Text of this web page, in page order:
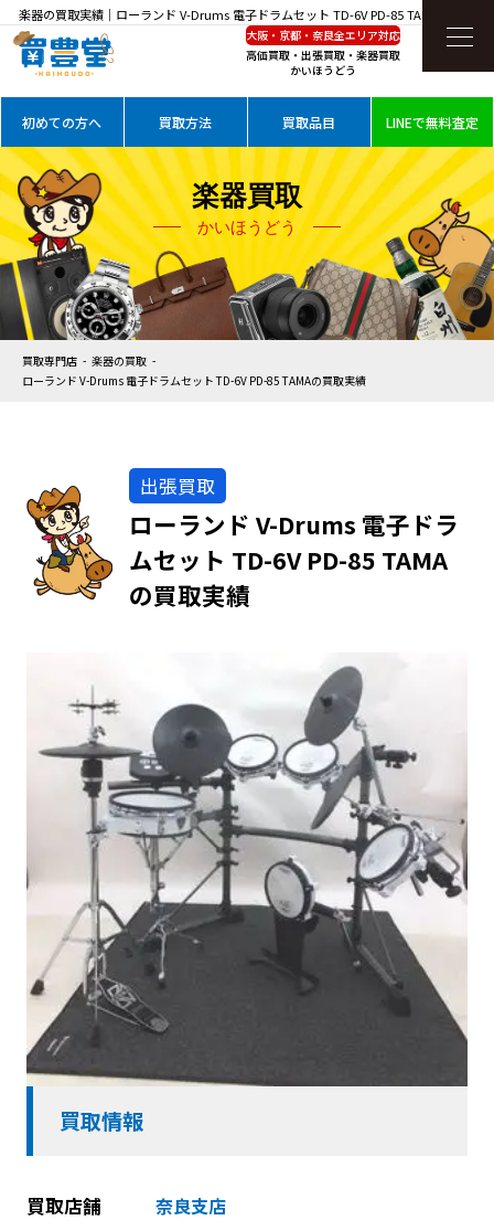
楽器の買取実績｜ローランド V-Drums 電子ドラムセット TD-6V PD-85 TAMAを高価買
取
大阪・京都・奈良全エリア対応
高価買取・出張買取・楽器買取
かいほうどう
初めての方へ 買取方法 買取品目 LINEで無料査定
楽器買取
かいほうどう
買取専門店
楽器の買取
ローランド V-Drums 電子ドラムセット TD-6V PD-85 TAMAの買取実績
出張買取
ローランド V-Drums 電子ドラ
ムセット TD-6V PD-85 TAMA
の買取実績
買取情報
買取店舗 奈良支店